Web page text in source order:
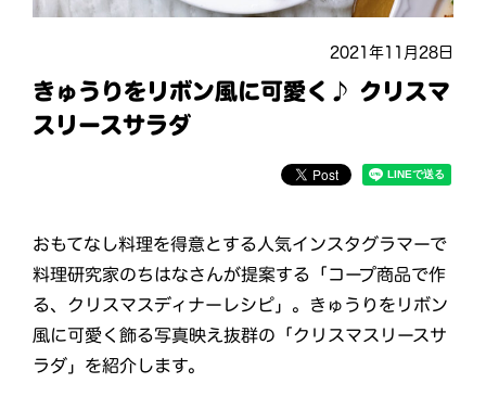
2021年11月28日
きゅうりをリボン風に可愛く♪ クリスマ
スリースサラダ
おもてなし料理を得意とする人気インスタグラマーで
料理研究家のちはなさんが提案する「コープ商品で作
る、クリスマスディナーレシピ」。きゅうりをリボン
風に可愛く飾る写真映え抜群の「クリスマスリースサ
ラダ」を紹介します。